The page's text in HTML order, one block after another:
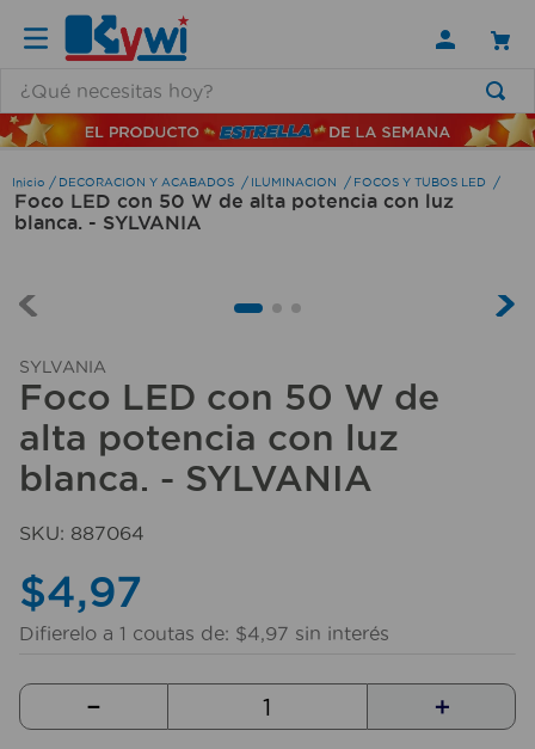
DECORACION Y ACABADOS ILUMINACION FOCOS Y TUBOS LED
Foco LED con 50 W de alta potencia con luz
blanca. - SYLVANIA
SYLVANIA
Foco LED con 50 W de
alta potencia con luz
blanca. - SYLVANIA
SKU: 887064
$4,97
Difierelo a 1 coutas de: $4,97 sin interés
＋
－
TÉRMINOS MÁS BUSCADOS
1 .
lamparas
2.
ducha
4.
6.
organizador
8.
taladro